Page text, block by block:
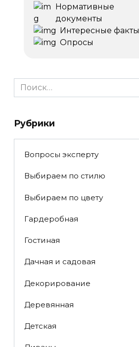
Нормативные
документы
Интересные факты
Опросы
Search
for:
Рубрики
Вопросы эксперту
Выбираем по стилю
Выбираем по цвету
Гардеробная
Гостиная
Дачная и садовая
Декорирование
Деревянная
Детская